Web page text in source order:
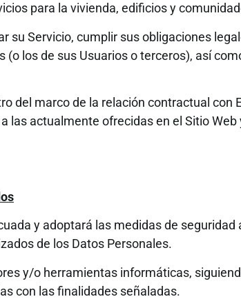
para la vivienda, edificios y
su Servicio, cumplir sus obligaciones
los de sus Usuarios o terceros), así
del marco de la relación contractual con
las actualmente ofrecidas en el Sitio Web
y adoptará las medidas de seguridad
de los Datos Personales.
y/o herramientas informáticas,
con las finalidades señaladas.